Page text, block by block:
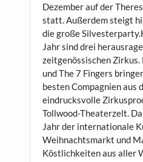
Dezember auf der
statt. Außerdem steigt
die große
Jahr sind drei
zeitgenössischen
und The 7 Fingers
besten Compagnien aus
eindrucksvolle
Tollwood-Theaterzelt.
Jahr der internationale
Weihnachtsmarkt und
Köstlichkeiten aus aller